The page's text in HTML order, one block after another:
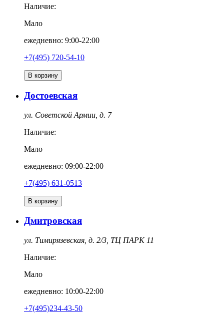
Наличие:
Мало
ежедневно: 9:00-22:00
+7(495) 720-54-10
В корзину
Достоевская
ул. Советской Армии, д. 7
Наличие:
Мало
ежедневно: 09:00-22:00
+7(495) 631-0513
В корзину
Дмитровская
ул. Тимирязевская, д. 2/3, ТЦ ПАРК 11
Наличие:
Мало
ежедневно: 10:00-22:00
+7(495)234-43-50